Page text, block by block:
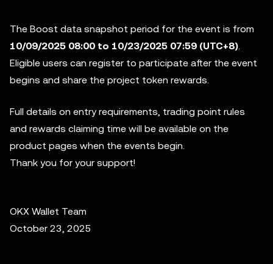
The Boost data snapshot period for the event is from
10/09/2025 08:00 to 10/23/2025 07:59 (UTC+8).
Eligible users can register to participate after the event
begins and share the project token rewards.
Full details on entry requirements, trading point rules
and rewards claiming time will be available on the
product pages when the events begin.
Thank you for your support!
OKX Wallet Team
October 23, 2025